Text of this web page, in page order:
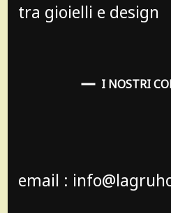
tra gioielli e design
I NOSTRI
email :